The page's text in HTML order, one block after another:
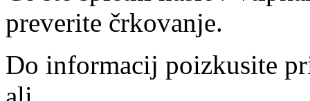
preverite črkovanje.
Do informacij poizkusite